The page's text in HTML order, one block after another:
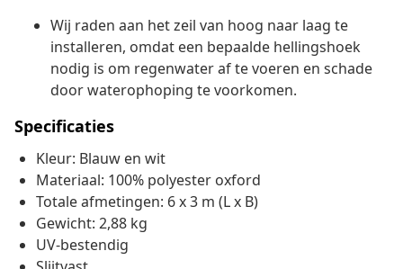
Wij raden aan het zeil van hoog naar laag te
installeren, omdat een bepaalde hellingshoek
nodig is om regenwater af te voeren en schade
door waterophoping te voorkomen.
Specificaties
Kleur: Blauw en wit
Materiaal: 100% polyester oxford
Totale afmetingen: 6 x 3 m (L x B)
Gewicht: 2,88 kg
UV-bestendig